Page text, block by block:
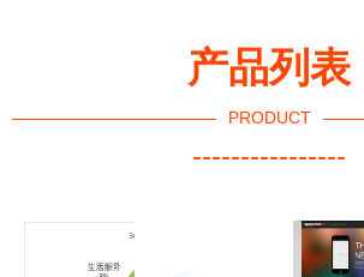
产品列表
PRODUCT
----------------